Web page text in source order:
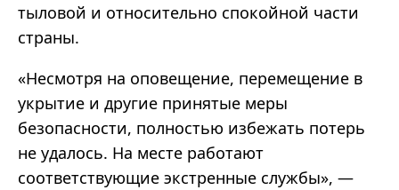
тыловой и относительно спокойной части
страны.
«Несмотря на оповещение, перемещение в
укрытие и другие принятые меры
безопасности, полностью избежать потерь
не удалось. На месте работают
соответствующие экстренные службы», —